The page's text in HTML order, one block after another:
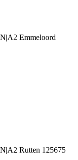
Emmeloord
Rutten 125675